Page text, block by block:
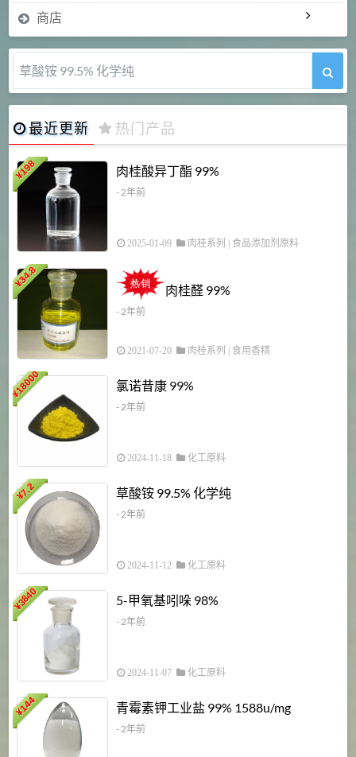
商店
草酸铵 99.5% 化学纯
最近更新 热门产品
¥
198 肉桂酸异丁酯 99%
- 2年前
2025-01-09 肉桂系列 食品添加剂原料
¥
34.8
肉桂醛 99%
- 2年前
2021-07-20 肉桂系列 食用香精
¥
18000 氯诺昔康 99%
- 2年前
2024-11-18 化工原料
¥
7.2 草酸铵 99.5% 化学纯
- 2年前
2024-11-12 化工原料
¥
3840 5-甲氧基吲哚 98%
- 2年前
2024-11-07 化工原料
¥
144 青霉素钾工业盐 99% 1588u/mg
- 2年前